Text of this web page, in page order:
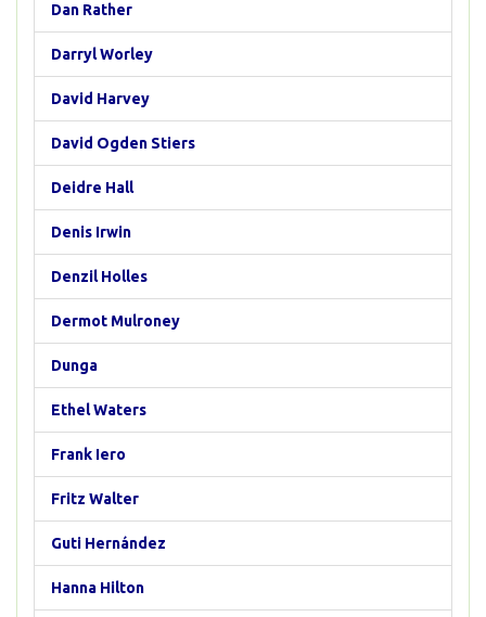
Dan Rather
Darryl Worley
David Harvey
David Ogden Stiers
Deidre Hall
Denis Irwin
Denzil Holles
Dermot Mulroney
Dunga
Ethel Waters
Frank Iero
Fritz Walter
Guti Hernández
Hanna Hilton